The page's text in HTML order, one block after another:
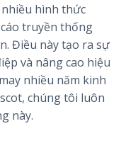
hình thức
truyền thống
Điều này tạo ra sự
và nâng cao hiệu
nhiều năm kinh
chúng tôi luôn
này.